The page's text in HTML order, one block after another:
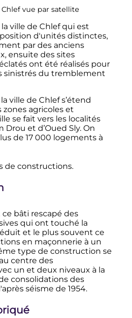
Chlef vue par satellite
ville de Chlef qui est
d'unités distinctes,
par des anciens
ensuite des sites
ont été réalisés pour
sinistrés du tremblement
ville de Chlef s’étend
zones agricoles et
se fait vers les localités
Drou et d’Oued Sly. On
de 17 000 logementsà
de constructions.
bâti rescapé des
qui ont touché la
et le plus souvent ce
en maçonnerie à un
type de construction se
centre des
un et deux niveaux à la
consolidations des
séisme de 1954.